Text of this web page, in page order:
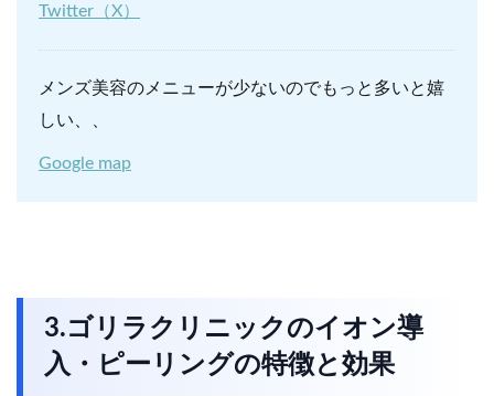
Twitter（X）
メンズ美容のメニューが少ないのでもっと多いと嬉
しい、、
Google map
3.ゴリラクリニックのイオン導
入・ピーリングの特徴と効果